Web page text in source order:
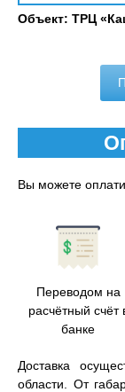
Объект: ТРЦ
Вы можете
Переводом на
расчётный счёт
банке
Доставка
области. От